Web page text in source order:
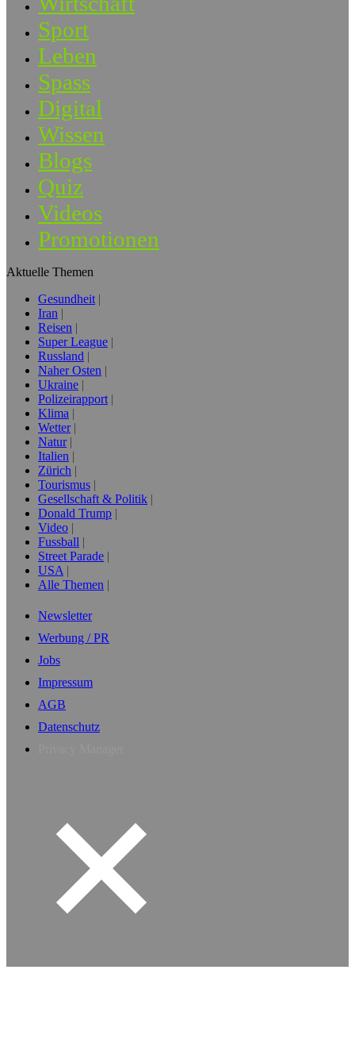
Sport
Leben
Spass
Digital
Wissen
Blogs
Quiz
Videos
Promotionen
Aktuelle Themen
Gesundheit
Iran
Reisen
Super League
Russland
Naher Osten
Ukraine
Polizeirapport
Klima
Wetter
Natur
Italien
Zürich
Tourismus
Gesellschaft & Politik
Donald Trump
Video
Fussball
Street Parade
USA
Alle Themen
Newsletter
Werbung / PR
Jobs
Impressum
AGB
Datenschutz